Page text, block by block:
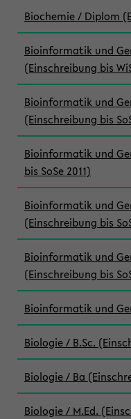
Biochemie / Diplom
Bioinformatik und
(Einschreibung bis
Bioinformatik und
(Einschreibung bis
Bioinformatik und
bis SoSe 2011)
Bioinformatik und
(Einschreibung bis
Bioinformatik und
(Einschreibung bis
Bioinformatik und
Biologie / B.Sc.
Biologie / Ba
Biologie / M.Ed.